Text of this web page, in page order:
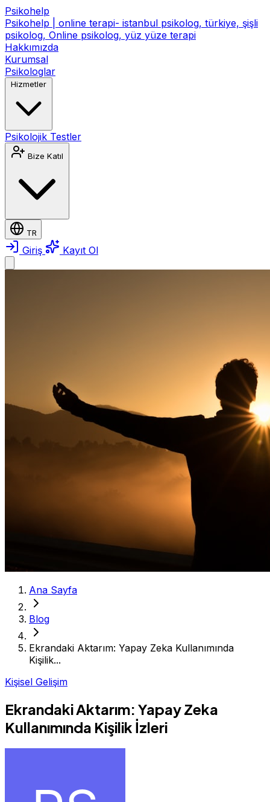
Psikohelp
Psikohelp | online terapi- istanbul psikolog, türkiye, şişli
psikolog, Online psikolog, yüz yüze terapi
Hakkımızda
Kurumsal
Psikologlar
Hizmetler
Psikolojik Testler
Bize Katıl
TR
Giriş Kayıt Ol
Ana Sayfa
Blog
Ekrandaki Aktarım: Yapay Zeka Kullanımında
Kişilik...
Kişisel Gelişim
Ekrandaki Aktarım: Yapay Zeka
Kullanımında Kişilik İzleri